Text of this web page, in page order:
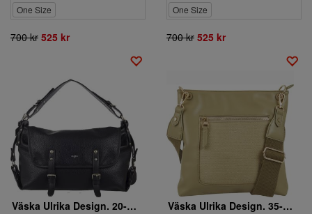
One Size
700 kr 525 kr
One Size
700 kr 525 kr
Väska Ulrika Design. 20-2000-1 Väska Ulrika Design. 35-5132-6